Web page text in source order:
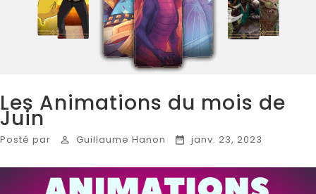
Les Animations du mois de
Juin
Posté par  Guillaume Hanon  janv. 23, 2023